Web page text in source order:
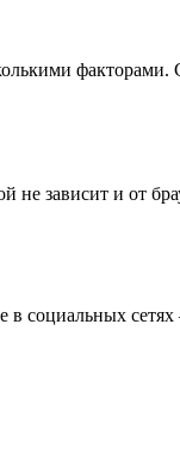
факторами.
не зависит и от
в социальных